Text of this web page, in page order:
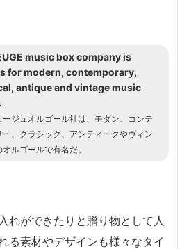
music box company is
for modern, contemporary,
antique and vintage music
ージュオルゴール社は、モダン、コンテ
ー、クラシック、アンティークやヴィン
ルゴールで有名だ。
れができたりと贈り物として人
る素材やデザインも様々なタイ